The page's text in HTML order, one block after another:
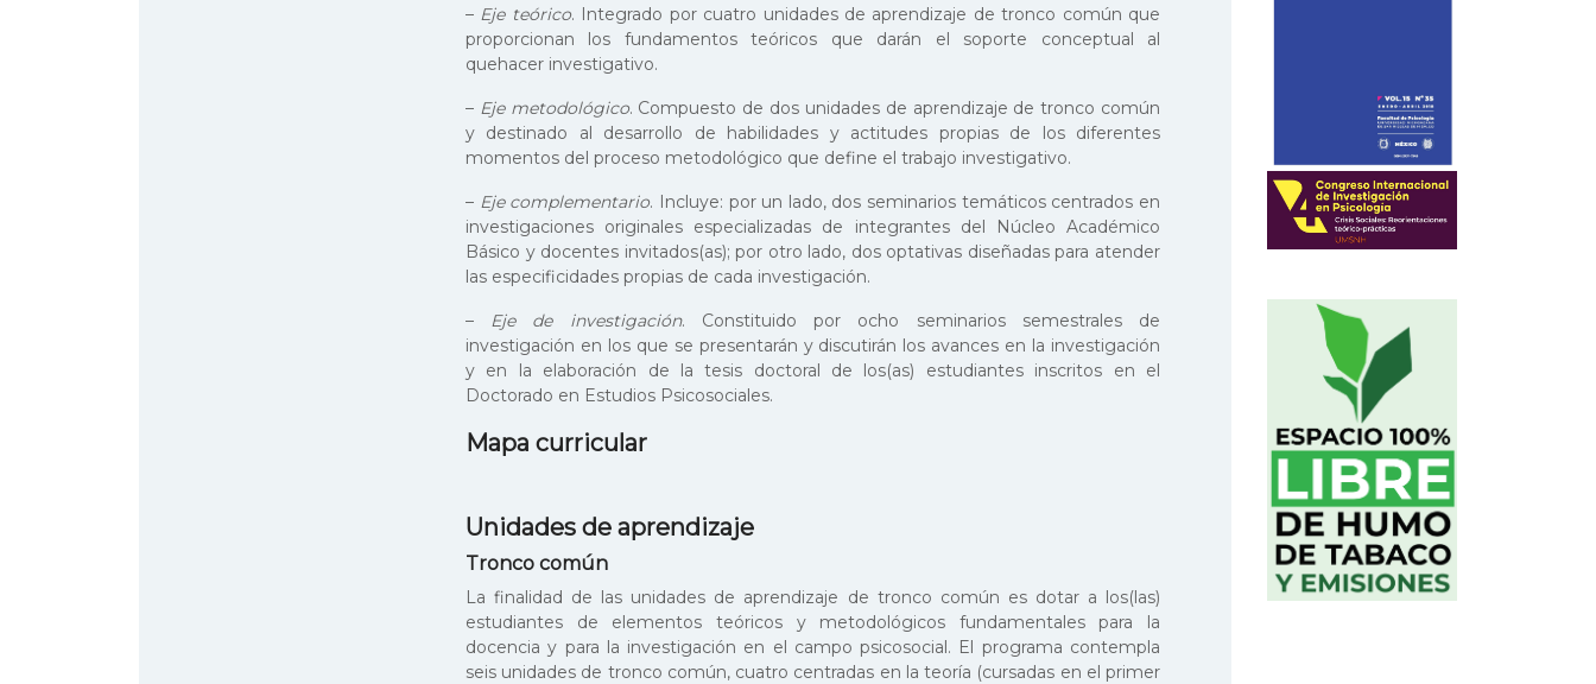
– Eje teórico. Integrado por cuatro unidades de aprendizaje de tronco común que
proporcionan los fundamentos teóricos que darán el soporte conceptual al
quehacer investigativo.
– Eje metodológico. Compuesto de dos unidades de aprendizaje de tronco común
y destinado al desarrollo de habilidades y actitudes propias de los diferentes
momentos del proceso metodológico que define el trabajo investigativo.
– Eje complementario. Incluye: por un lado, dos seminarios temáticos centrados en
investigaciones originales especializadas de integrantes del Núcleo Académico
Básico y docentes invitados(as); por otro lado, dos optativas diseñadas para atender
las especificidades propias de cada investigación.
– Eje de investigación. Constituido por ocho seminarios semestrales de
investigación en los que se presentarán y discutirán los avances en la investigación
y en la elaboración de la tesis doctoral de los(as) estudiantes inscritos en el
Doctorado en Estudios Psicosociales.
Mapa curricular
Unidades de aprendizaje
Tronco común
La finalidad de las unidades de aprendizaje de tronco común es dotar a los(las)
estudiantes de elementos teóricos y metodológicos fundamentales para la
docencia y para la investigación en el campo psicosocial. El programa contempla
seis unidades de tronco común, cuatro centradas en la teoría (cursadas en el primer